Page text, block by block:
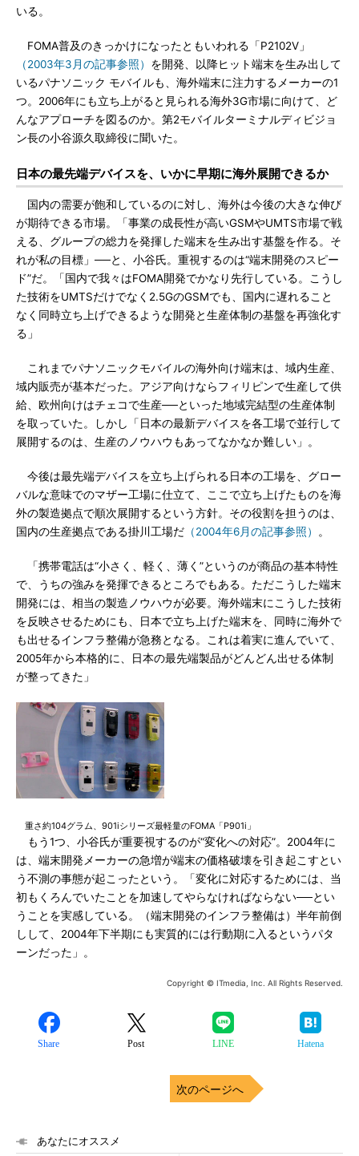
いる。
FOMA普及のきっかけになったともいわれる「P2102V」
（2003年3月の記事参照） を開発、以降ヒット端末を生み出して
いるパナソニック モバイルも、海外端末に注力するメーカーの1
つ。2006年にも立ち上がると見られる海外3G市場に向けて、ど
んなアプローチを図るのか。第2モバイルターミナルディビジョ
ン長の小谷源久取締役に聞いた。
日本の最先端デバイスを、いかに早期に海外展開できるか
国内の需要が飽和しているのに対し、海外は今後の大きな伸び
が期待できる市場。「事業の成長性が高いGSMやUMTS市場で戦
える、グループの総力を発揮した端末を生み出す基盤を作る。そ
れが私の目標」──と、小谷氏。重視するのは“端末開発のスピー
ド”だ。「国内で我々はFOMA開発でかなり先行している。こうし
た技術をUMTSだけでなく2.5GのGSMでも、国内に遅れること
なく同時立ち上げできるような開発と生産体制の基盤を再強化す
る」
これまでパナソニックモバイルの海外向け端末は、域内生産、
域内販売が基本だった。アジア向けならフィリピンで生産して供
給、欧州向けはチェコで生産──といった地域完結型の生産体制
を取っていた。しかし「日本の最新デバイスを各工場で並行して
展開するのは、生産のノウハウもあってなかなか難しい」。
今後は最先端デバイスを立ち上げられる日本の工場を、グロー
バルな意味でのマザー工場に仕立て、ここで立ち上げたものを海
外の製造拠点で順次展開するという方針。その役割を担うのは、
国内の生産拠点である掛川工場だ （2004年6月の記事参照） 。
「携帯電話は“小さく、軽く、薄く”というのが商品の基本特性
で、うちの強みを発揮できるところでもある。ただこうした端末
開発には、相当の製造ノウハウが必要。海外端末にこうした技術
を反映させるためにも、日本で立ち上げた端末を、同時に海外で
も出せるインフラ整備が急務となる。これは着実に進んでいて、
2005年から本格的に、日本の最先端製品がどんどん出せる体制
が整ってきた」
重さ約104グラム、901iシリーズ最軽量のFOMA「P901i」
もう1つ、小谷氏が重要視するのが“変化への対応”。2004年に
は、端末開発メーカーの急増が端末の価格破壊を引き起こすとい
う不測の事態が起こったという。「変化に対応するためには、当
初もくろんでいたことを加速してやらなければならない──とい
うことを実感している。（端末開発のインフラ整備は）半年前倒
しして、2004年下半期にも実質的には行動期に入るというパタ
ーンだった」。
Copyright © ITmedia, Inc. All Rights Reserved.
Share Post LINE Hatena
次のページへ
あなたにオススメ